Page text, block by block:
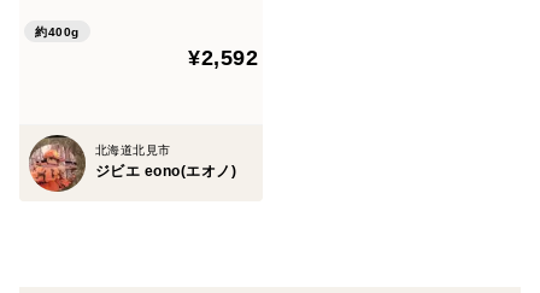
約400g
¥2,592
北海道北見市
ジビエ eono(エオノ)